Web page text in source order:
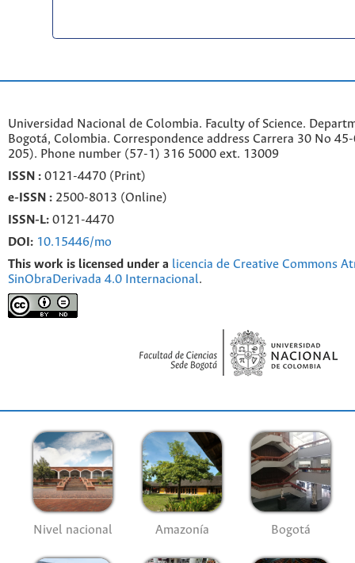
Universidad Nacional de Colombia. Faculty of Science.
Bogotá, Colombia. Correspondence address Carrera 30 No
205). Phone number (57-1) 316 5000 ext. 13009
ISSN : 0121-4470 (Print)
e- ISSN : 2500-8013 (Online)
ISSN-L: 0121-4470
DOI: 10.15446/mo
This work is licensed under a licencia de Creative Commons
SinObraDerivada 4.0 Internacional.
Nivel nacional Amazonía Bogotá